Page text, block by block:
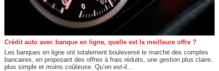
Crédit auto avec banque en ligne, quelle est la meilleure offre ?
Les banques en ligne ont totalement bouleversé le marché des comptes
bancaires, en proposant des offres à frais réduits, une gestion plus claire,
plus simple et moins coûteuse. Qu’en est-il...